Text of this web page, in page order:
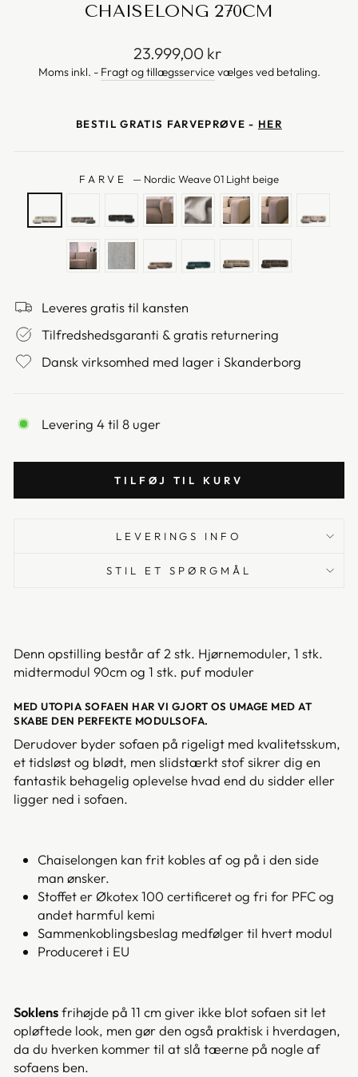
CHAISELONG 270CM
Vejl.
pris
23.999,00 kr
Moms inkl. - Fragt og tillægsservice vælges ved betaling.
BESTIL GRATIS FARVEPRØVE - HER
FARVE — Nordic Weave 01 Light beige
Leveres gratis til kansten
Tilfredshedsgaranti & gratis returnering
Dansk virksomhed med lager i Skanderborg
Levering 4 til 8 uger
TILFØJ TIL KURV
LEVERINGS INFO
STIL ET SPØRGMÅL
Denn opstilling består af 2 stk. Hjørnemoduler, 1 stk.
midtermodul 90cm og 1 stk. puf moduler
MED UTOPIA SOFAEN HAR VI GJORT OS UMAGE MED AT
SKABE DEN PERFEKTE MODULSOFA.
Derudover byder sofaen på rigeligt med kvalitetsskum,
et tidsløst og blødt, men slidstærkt stof sikrer dig en
fantastik behagelig oplevelse hvad end du sidder eller
ligger ned i sofaen.
Chaiselongen kan frit kobles af og på i den side
man ønsker.
Stoffet er Økotex 100 certificeret og fri for PFC og
andet harmful kemi
Sammenkoblingsbeslag medfølger til hvert modul
Produceret i EU
Soklensfrihøjde på 11 cm giver ikke blot sofaen sit let
opløftede look, men gør den også praktisk i hverdagen,
da du hverken kommer til at slå tæerne på nogle af
sofaens ben.